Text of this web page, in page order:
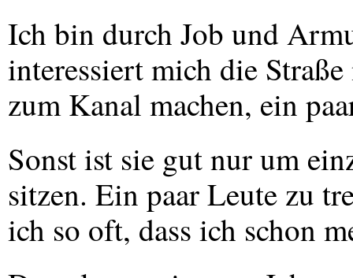
Ich bin durch Job und
interessiert mich die
zum Kanal machen, ein
Sonst ist sie gut nur um
sitzen. Ein paar Leute zu
ich so oft, dass ich schon